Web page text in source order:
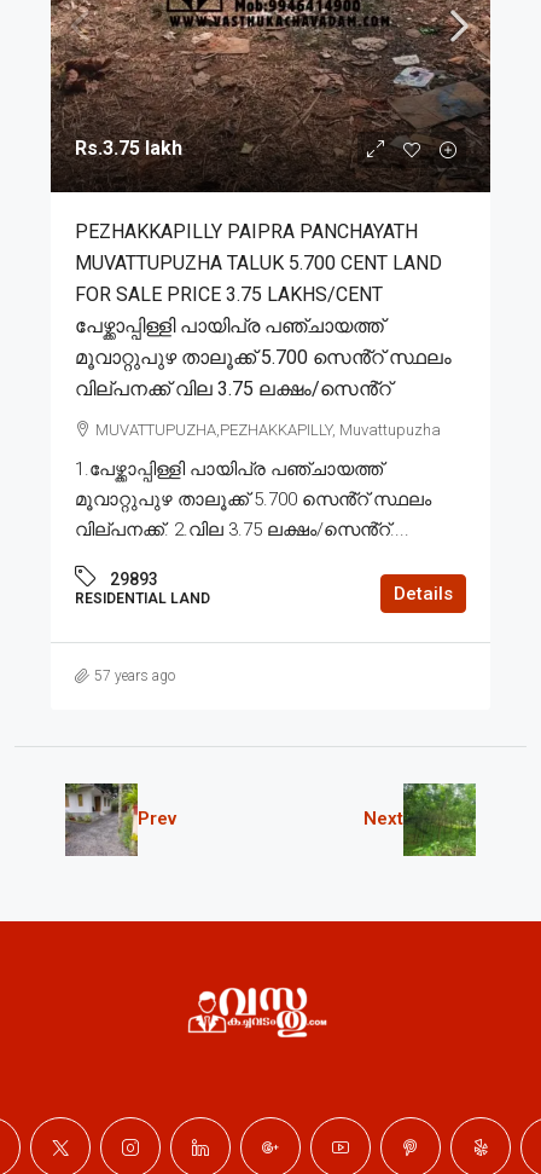
Rs.3.75 lakh
PEZHAKKAPILLY PAIPRA PANCHAYATH
MUVATTUPUZHA TALUK 5.700 CENT LAND
FOR SALE PRICE 3.75 LAKHS/CENT
പേഴ്ക്കാപ്പിള്ളി പായിപ്ര പഞ്ചായത്ത്
മൂവാറ്റുപുഴ താലൂക്ക് 5.700 സെൻ്റ് സ്ഥലം
വില്പനക്ക് വില 3.75 ലക്ഷം/സെൻ്റ്
MUVATTUPUZHA,PEZHAKKAPILLY, Muvattupuzha
1.പേഴ്ക്കാപ്പിള്ളി പായിപ്ര പഞ്ചായത്ത്
മൂവാറ്റുപുഴ താലൂക്ക് 5.700 സെൻ്റ് സ്ഥലം
വില്പനക്ക്. 2.വില 3.75 ലക്ഷം/സെൻ്റ്....
29893
RESIDENTIAL LAND Details
57 years ago
Prev Next